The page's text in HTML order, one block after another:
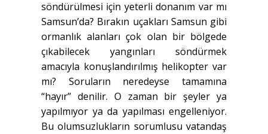
söndürülmesi için yeterli donanım var mı
Samsun’da? Bırakın uçakları Samsun gibi
ormanlık alanları çok olan bir bölgede
çıkabilecek yangınları söndürmek
amacıyla konuşlandırılmış helikopter var
mı? Soruların neredeyse tamamına
“hayır” denilir. O zaman bir şeyler ya
yapılmıyor ya da yapılması engelleniyor.
Bu olumsuzlukların sorumlusu vatandaş